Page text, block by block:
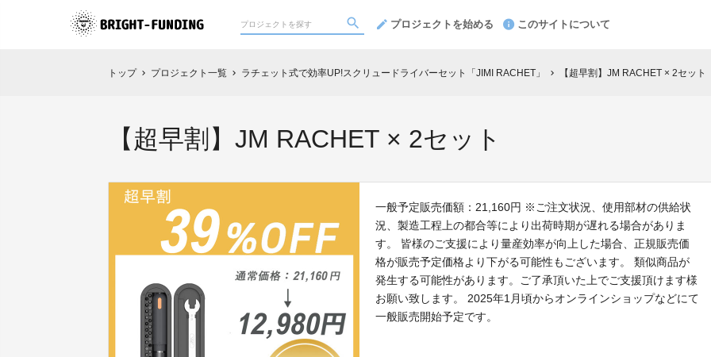
プロジェクトを始める このサイトについて
トップ chevron_right プロジェクト一覧 chevron_right ラチェット式で効率UP!スクリュードライバーセット「JIMI RACHET」 chevron_right 【超早割】JM RACHET × 2セット
【超早割】JM RACHET × 2セット
一般予定販売価額：21,160円 ※ご注文状況、使用部材の供給状
況、製造工程上の都合等により出荷時期が遅れる場合がありま
す。 皆様のご支援により量産効率が向上した場合、正規販売価
格が販売予定価格より下がる可能性もございます。 類似商品が
発生する可能性があります。ご了承頂いた上でご支援頂けます様
お願い致します。 2025年1月頃からオンラインショップなどにて
一般販売開始予定です。